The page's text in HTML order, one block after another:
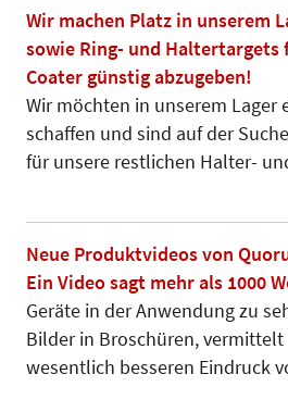
Wir machen Platz in unserem
sowie Ring- und
Coater günstig abzugeben!
Wir möchten in unserem Lager
schaffen und sind auf der
für unsere restlichen Halter-
Neue Produktvideos von
Ein Video sagt mehr als 1000
Geräte in der Anwendung zu
Bilder in Broschüren, vermittelt
wesentlich besseren Eindruck